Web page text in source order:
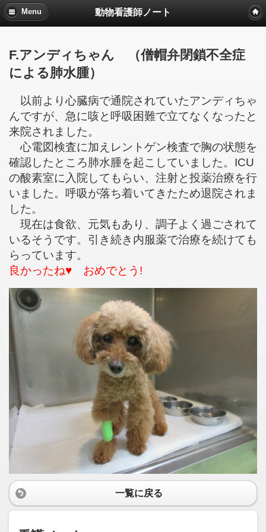
Menu 動物看護師ノート
F.アンディちゃん （僧帽弁閉鎖不全症
による肺水腫）
以前より心臓病で通院されていたアンディちゃ
んですが、急に咳と呼吸困難で立てなくなったと
来院されました。
心電図検査に加えレントゲン検査で胸の状態を
確認したところ肺水腫を起こしていました。ICU
の酸素室に入院してもらい、注射と投薬治療を行
いました。呼吸が落ち着いてきたため退院されま
した。
現在は食欲、元気もあり、調子よく過ごされて
いるそうです。引き続き内服薬で治療を続けても
らっています。
良かったね♥ おめでとう!
一覧に戻る